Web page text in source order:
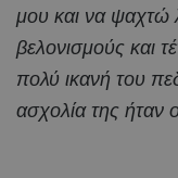
μου και να ψαχτώ
βελονισμούς και
πολύ ικανή του
ασχολία της ήταν